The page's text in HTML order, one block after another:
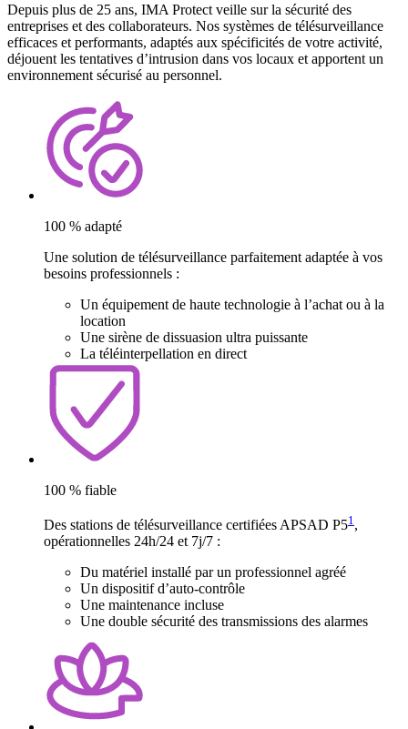
Depuis plus de 25 ans, IMA Protect veille sur la sécurité des
entreprises et des collaborateurs. Nos systèmes de télésurveillance
efficaces et performants, adaptés aux spécificités de votre activité,
déjouent les tentatives d’intrusion dans vos locaux et apportent un
environnement sécurisé au personnel.
100 % adapté
Une solution de télésurveillance parfaitement adaptée à vos
besoins professionnels :
Un équipement de haute technologie à l’achat ou à la
location
Une sirène de dissuasion ultra puissante
La téléinterpellation en direct
100 % fiable
Des stations de télésurveillance certifiées APSAD P51 ,
opérationnelles 24h/24 et 7j/7 :
Du matériel installé par un professionnel agréé
Un dispositif d’auto-contrôle
Une maintenance incluse
Une double sécurité des transmissions des alarmes